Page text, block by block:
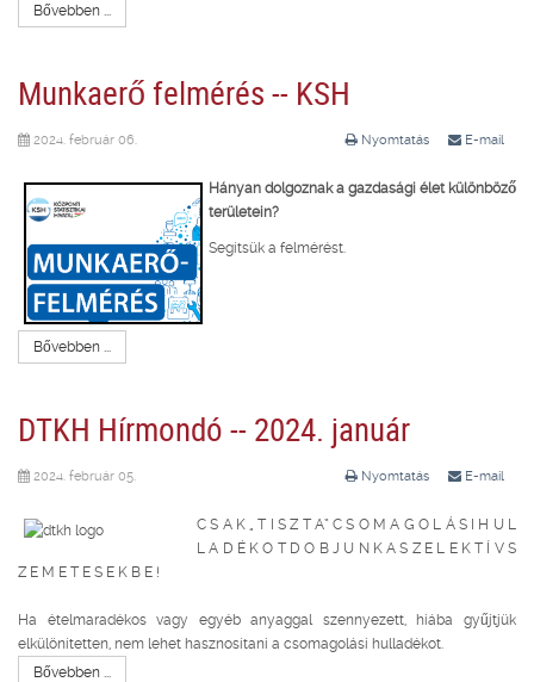
Bővebben ...
Munkaerő felmérés -- KSH
Nyomtatás E-mail
2024. február 06.
Hányan dolgoznak a gazdasági élet különböző
területein?
Segítsük a felmérést.
Bővebben ...
DTKH Hírmondó -- 2024. január
Nyomtatás E-mail
2024. február 05.
C S A K „ T I S Z T A” C S O M A G O L Á S I H U L
L A D É K O T D O B J U N K A S Z E L E K T Í V S
Z E M E T E S E K B E !
Ha ételmaradékos vagy egyéb anyaggal szennyezett, hiába gyűjtjük
elkülönítetten, nem lehet hasznosítani a csomagolási hulladékot.
Bővebben ...